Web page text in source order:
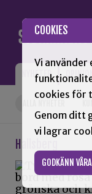
COOKIES
Vi
cookies för
Genom ditt
vi lagrar
GODKÄNN
NYHETER OPINION
Hallsberg